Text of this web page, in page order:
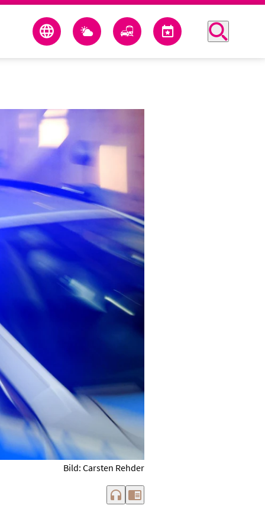
Bild: Carsten Rehder
headphones chrome_reader_mode